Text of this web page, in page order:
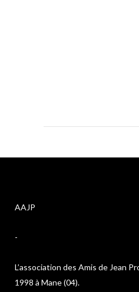
AAJP
-
L’association des Amis de Jean
1998 à Mane (04).